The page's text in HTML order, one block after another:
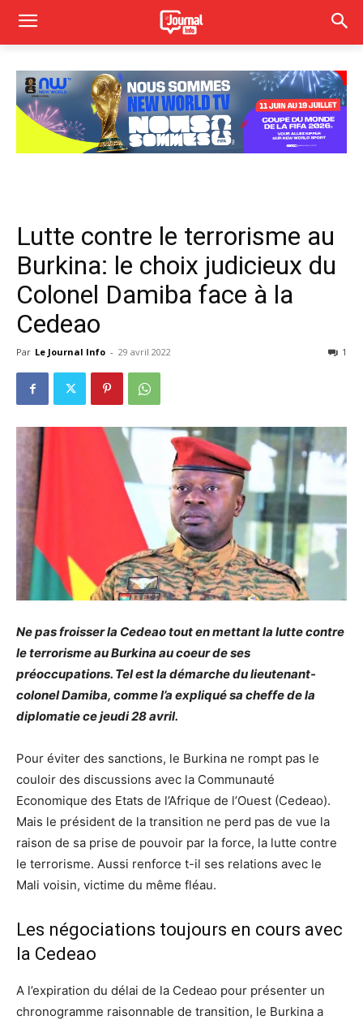
Lutte contre le terrorisme au
Burkina: le choix judicieux du
Colonel Damiba face à la
Cedeao
Par Le Journal Info - 29 avril 2022 1
Ne pas froisser la Cedeao tout en mettant la lutte contre
le terrorisme au Burkina au coeur de ses
préoccupations. Tel est la démarche du lieutenant-
colonel Damiba, comme l’a expliqué sa cheffe de la
diplomatie ce jeudi 28 avril.
Pour éviter des sanctions, le Burkina ne rompt pas le
couloir des discussions avec la Communauté
Economique des Etats de l’Afrique de l’Ouest (Cedeao).
Mais le président de la transition ne perd pas de vue la
raison de sa prise de pouvoir par la force, la lutte contre
le terrorisme. Aussi renforce t-il ses relations avec le
Mali voisin, victime du même fléau.
Les négociations toujours en cours avec
la Cedeao
A l’expiration du délai de la Cedeao pour présenter un
chronogramme raisonnable de transition, le Burkina a